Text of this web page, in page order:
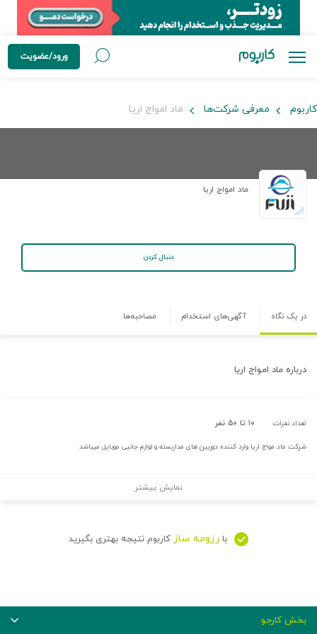
ورود/عضویت
کاربوم معرفی شرکت‌ها ماد امواج اریا
ماد امواج اریا
دنبال کردن
در یک نگاه آگهی‌های استخدام مصاحبه‌ها
درباره ماد امواج اریا
تعداد نفرات: ۱۰ تا ۵۰ نفر
شرکت ماد مواج اریا وارد کننده دوربین های مداربسته و لوازم جانبی موبایل میباشد
نمایش بیشتر
با رزومه ساز کاربوم نتیجه بهتری بگیرید
بخش کارجو